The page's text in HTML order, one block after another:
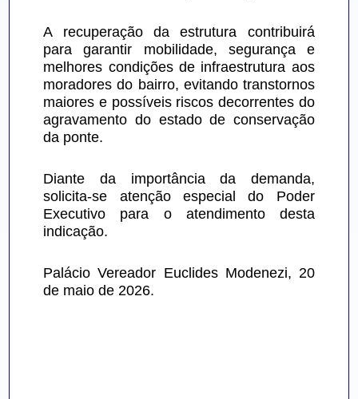
A recuperação da estrutura contribuirá
para garantir mobilidade, segurança e
melhores condições de infraestrutura aos
moradores do bairro, evitando transtornos
maiores e possíveis riscos decorrentes do
agravamento do estado de conservação
da ponte.
Diante da importância da demanda,
solicita-se atenção especial do Poder
Executivo para o atendimento desta
indicação.
Palácio Vereador Euclides Modenezi, 20
de maio de 2026.